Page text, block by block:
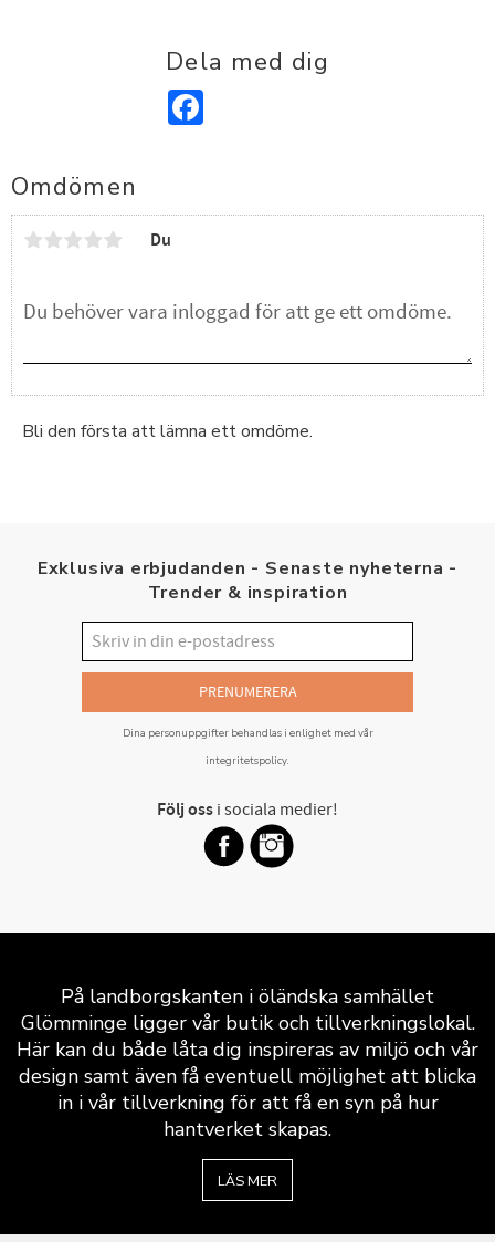
Dela med dig
Omdömen
Du
Bli den första att lämna ett omdöme.
Exklusiva erbjudanden - Senaste nyheterna -
Trender & inspiration
PRENUMERERA
Dina personuppgifter behandlas i enlighet med vår
integritetspolicy.
Följ oss i sociala medier!
På landborgskanten i öländska samhället
Glömminge ligger vår butik och tillverkningslokal.
Här kan du både låta dig inspireras av miljö och vår
design samt även få eventuell möjlighet att blicka
in i vår tillverkning för att få en syn på hur
hantverket skapas.
LÄS MER